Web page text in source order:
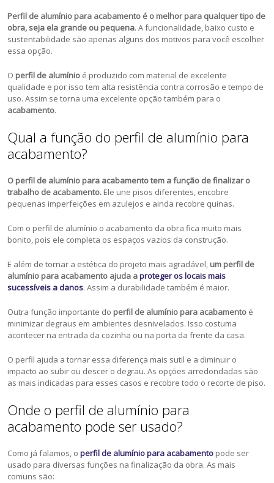
Perfil de alumínio para acabamento é o melhor para qualquer tipo de
obra, seja ela grande ou pequena. A funcionalidade, baixo custo e
sustentabilidade são apenas alguns dos motivos para você escolher
essa opção.
O perfil de alumínio é produzido com material de excelente
qualidade e por isso tem alta resistência contra corrosão e tempo de
uso. Assim se torna uma excelente opção também para o
acabamento.
Qual a função do perfil de alumínio para
acabamento?
O perfil de alumínio para acabamento tem a função de finalizar o
trabalho de acabamento. Ele une pisos diferentes, encobre
pequenas imperfeições em azulejos e ainda recobre quinas.
Com o perfil de alumínio o acabamento da obra fica muito mais
bonito, pois ele completa os espaços vazios da construção.
E além de tornar a estética do projeto mais agradável, um perfil de
alumínio para acabamento ajuda aproteger os locais mais
sucessíveis a danos. Assim a durabilidade também é maior.
Outra função importante do perfil de alumínio para acabamento é
minimizar degraus em ambientes desnivelados. Isso costuma
acontecer na entrada da cozinha ou na porta da frente da casa.
O perfil ajuda a tornar essa diferença mais sutil e a diminuir o
impacto ao subir ou descer o degrau. As opções arredondadas são
as mais indicadas para esses casos e recobre todo o recorte de piso.
Onde o perfil de alumínio para
acabamento pode ser usado?
Como já falamos, operfil de alumínio para acabamento pode ser
usado para diversas funções na finalização da obra. As mais
comuns são: